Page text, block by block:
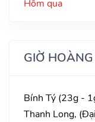
Hôm qua
GIỜ
Bính Tý (23g -
Thanh Long,